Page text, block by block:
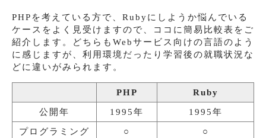
PHPを考えている方で、Rubyにしようか悩んでいる
ケースをよく見受けますので、ココに簡易比較表をご
紹介します。どちらもWebサービス向けの言語のよう
に感じますが、利用環境だったり学習後の就職状況な
どに違いがみられます。
PHP Ruby
公開年 1995年 1995年
プログラミング ○ ○